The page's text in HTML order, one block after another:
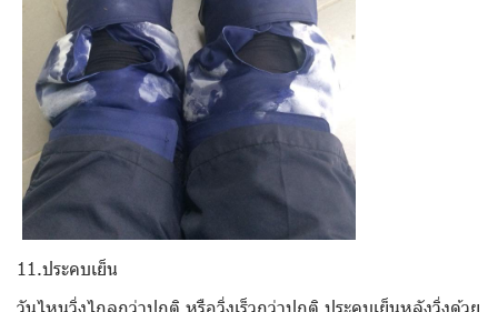
11.ประคบเย็น
วันไหนวิ่งไกลกว่าปกติ หรือวิ่งเร็วกว่าปกติ ประคบเย็นหลังวิ่งด้วย